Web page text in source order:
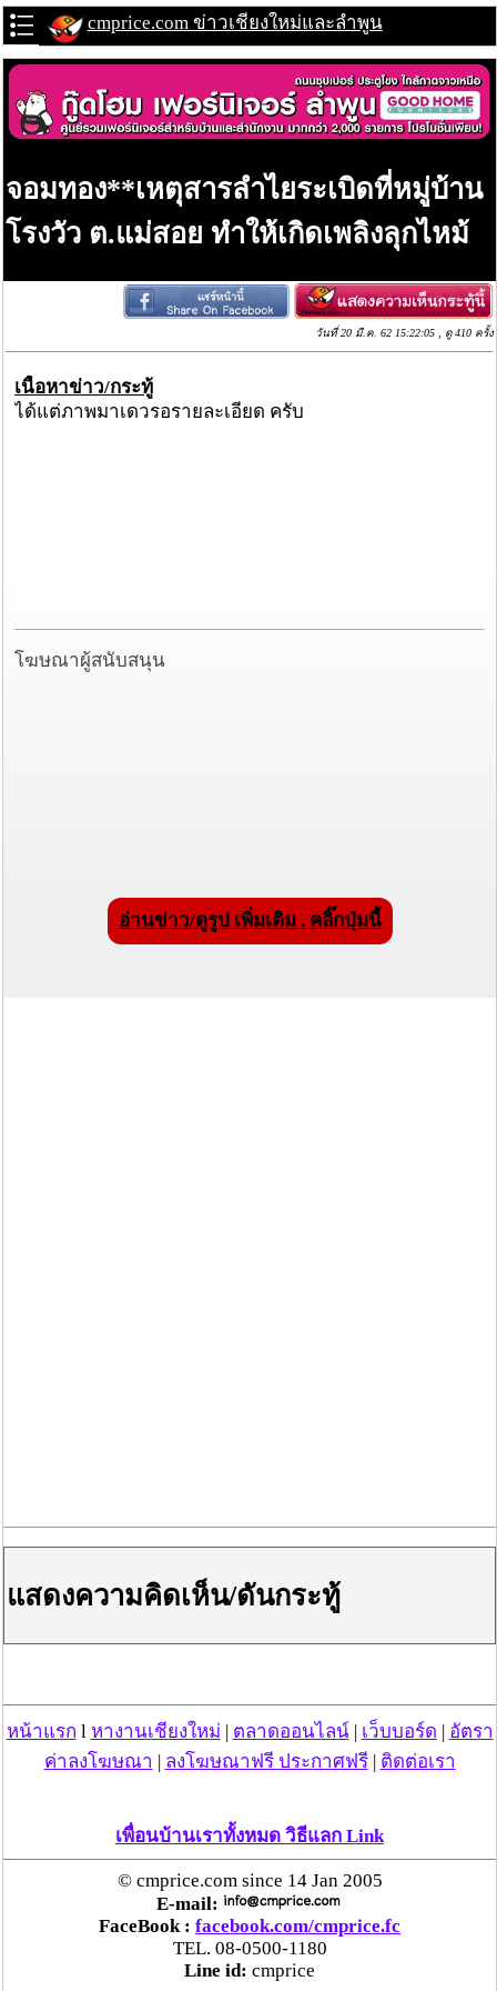
cmprice.com ข่าวเชียงใหม่และลำพูน
จอมทอง**เหตุสารลำไยระเบิดที่หมู่บ้าน
โรงวัว ต.แม่สอย ทำให้เกิดเพลิงลุกไหม้
วันที่ 20 มี.ค. 62 15:22:05 , ดู 410 ครั้ง
เนื้อหาข่าว/กระทู้
ได้แต่ภาพมาเดวรอรายละเอียด ครับ
โฆษณาผู้สนับสนุน
มาตรฐานเสี่ยงอันตราย สั่งห้ามขาย-เตือนภัยผู้
เชียงของ เพื่อดำเนินการตามกฎหมาย พบส่วนใหญ่มี
เอี่ยวแก๊งคอลเซ็นเตอร์
ประเทศ เริ่ม 13 ต.ค. นี้
คพ. เผยผลตรวจคุณภาพน้ำแม่น้ำกก-แม่น้ำสาย-
แม่น้ำรวก-แม่น้ำโขง พื้นที่เชียงใหม่-เชียงราย ครั้งที่
8 “พบสารหนูสูงเกินค่ามาตรฐาน“
อ่านข่าว/ดูรูป เพิ่มเติม . คลิ๊กปุ่มนี้
แสดงความคิดเห็น/ดันกระทู้
หน้าแรก l หางานเชียงใหม่ | ตลาดออนไลน์| เว็บบอร์ด | อัตรา
ค่าลงโฆษณา | ลงโฆษณาฟรี ประกาศฟรี| ติดต่อเรา
เพื่อนบ้านเราทั้งหมด วิธีแลก Link
© cmprice.com since 14 Jan 2005
E-mail:
FaceBook : facebook.com/cmprice.fc
TEL. 08-0500-1180
Line id: cmprice